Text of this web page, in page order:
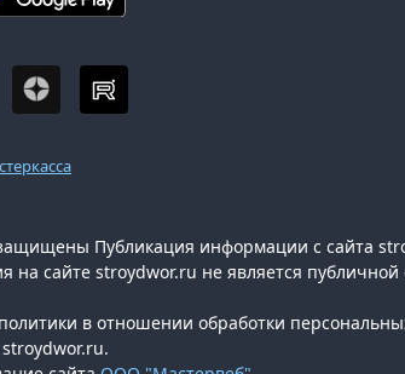
Публикация информации с сайта
на сайте stroydwor.ru не является
в отношении обработки